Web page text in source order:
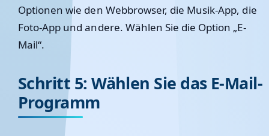
Optionen wie den Webbrowser, die Musik-App, die
Foto-App und andere. Wählen Sie die Option „E-
Mail“.
Schritt 5: Wählen Sie das E-Mail-
Programm